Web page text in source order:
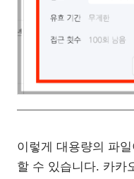
이렇게 대용량의 파
할 수 있습니다. 카카